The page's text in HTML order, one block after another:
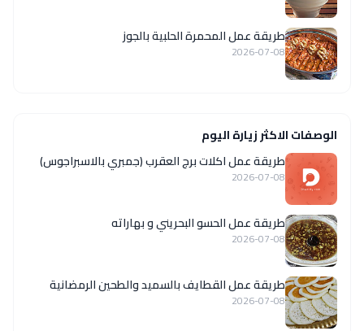
طريقة عمل المحمرة الحلبية بالجوز
2026-07-08
الوصفات الاكثر زيارة اليوم
طريقة عمل اكلات برج العقرب (جمبري بالاسبراجوس)
2026-07-08
طريقة عمل الحسو البحريني و بهاراته
2026-07-08
طريقة عمل القطايف بالسميد والطحين الرمضانية
2026-07-08